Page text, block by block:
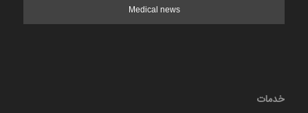
Medical news
خدمات